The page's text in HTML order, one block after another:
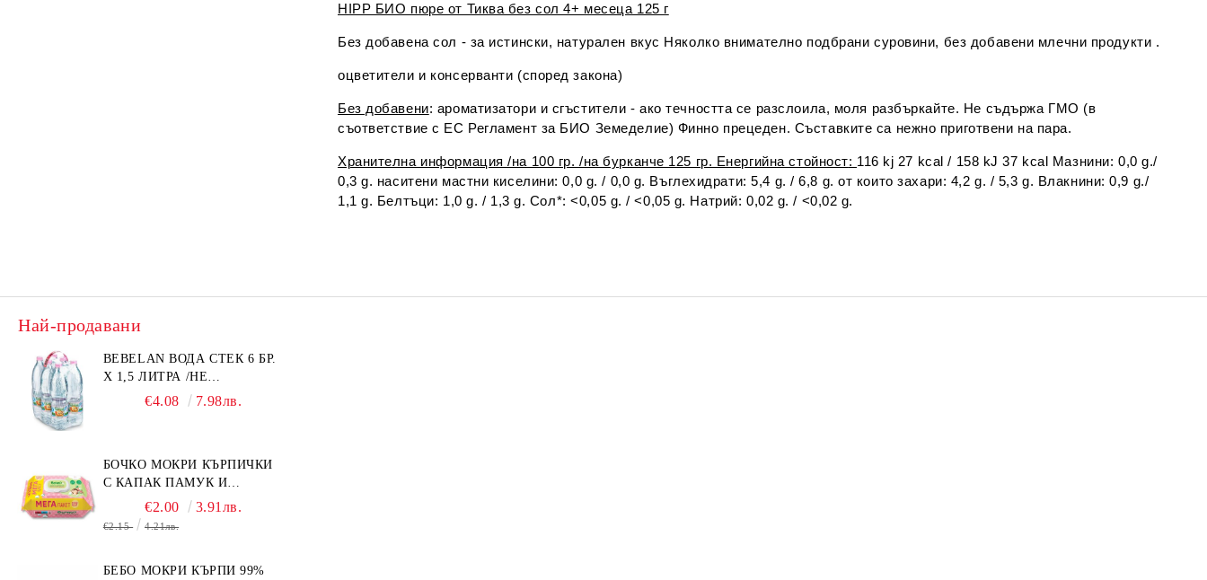
HIPP БИО пюре от Тиква без сол 4+ месеца 125 г
Без добавена сол - за истински, натурален вкус Няколко внимателно подбрани суровини, без добавени млечни продукти .
оцветители и консерванти (според закона)
Без добавени: ароматизатори и сгъстители - ако течността се разслоила, моля разбъркайте. Не съдържа ГМО (в
съответствие с ЕС Регламент за БИО Земеделие) Финно прецеден. Съставките са нежно приготвени на пара.
Хранителна информация /на 100 гр. /на бурканче 125 гр. Енергийна стойност: 116 kj 27 kcal / 158 kJ 37 kcal Мазнини: 0,0 g./
0,3 g. наситени мастни киселини: 0,0 g. / 0,0 g. Въглехидрати: 5,4 g. / 6,8 g. от които захари: 4,2 g. / 5,3 g. Влакнини: 0,9 g./
1,1 g. Белтъци: 1,0 g. / 1,3 g. Сол*: <0,05 g. / <0,05 g. Натрий: 0,02 g. / <0,02 g.
Най-продавани
BEBELAN ВОДА СТЕК 6 БР.
Х 1,5 ЛИТРА /НЕ
ИЗПРАЩАМЕ С КУРИЕР/
€4.08 7.98лв.
БОЧКО МОКРИ КЪРПИЧКИ
С КАПАК ПАМУК И
СМРАДЛИКА 120БР.
€2.00 3.91лв.
€2.15 4.21лв.
БЕБО МОКРИ КЪРПИ 99%